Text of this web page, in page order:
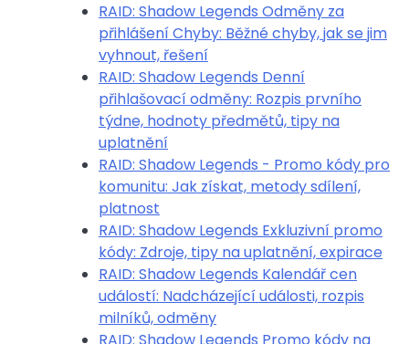
RAID: Shadow Legends Odměny za
přihlášení Chyby: Běžné chyby, jak se jim
vyhnout, řešení
RAID: Shadow Legends Denní
přihlašovací odměny: Rozpis prvního
týdne, hodnoty předmětů, tipy na
uplatnění
RAID: Shadow Legends - Promo kódy pro
komunitu: Jak získat, metody sdílení,
platnost
RAID: Shadow Legends Exkluzivní promo
kódy: Zdroje, tipy na uplatnění, expirace
RAID: Shadow Legends Kalendář cen
událostí: Nadcházející události, rozpis
milníků, odměny